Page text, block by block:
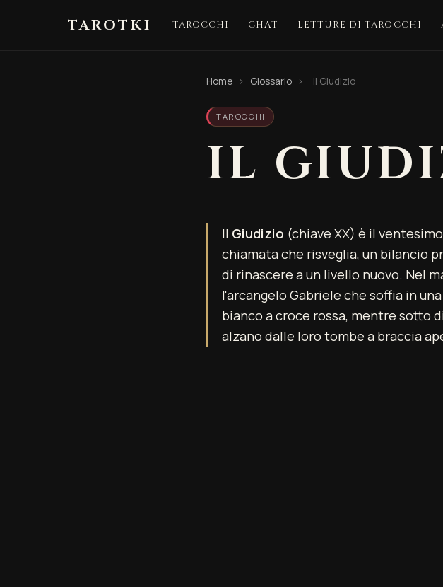
TAROTKI TAROCCHI CHAT LETTURE DI TAROCCHI
Home › Glossario › Il Giudizio
TAROCCHI
IL
Il Giudizio (chiave XX) è il
chiamata che risveglia, un bilancio
di rinascere a un livello nuovo. Nel
l'arcangelo Gabriele che soffia in
bianco a croce rossa, mentre sotto
alzano dalle loro tombe a braccia